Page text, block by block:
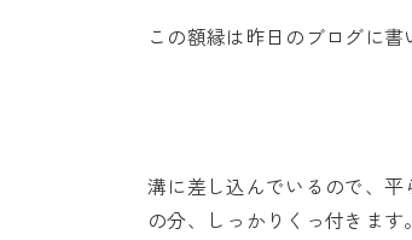
この額縁は昨日のブログに
溝に差し込んでいるので、
の分、しっかりくっ付きます。